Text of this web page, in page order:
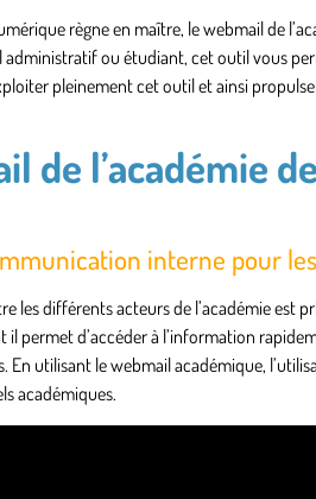
règne en maître, le webmail de
ou étudiant, cet outil vous
pleinement cet outil et ainsi
de l’académie
interne pour
les différents acteurs de l’académie est
il permet d’accéder à l’information
En utilisant le webmail académique,
académiques.